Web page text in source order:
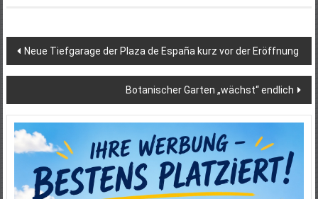
Beitragsnavigation
Neue Tiefgarage der Plaza de España kurz vor der Eröffnung
Botanischer Garten „wächst“ endlich